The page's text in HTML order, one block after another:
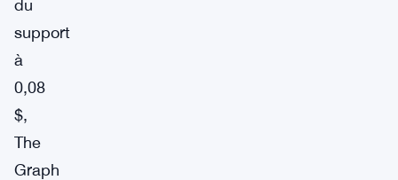
du
support
à
0,08
$,
The
Graph